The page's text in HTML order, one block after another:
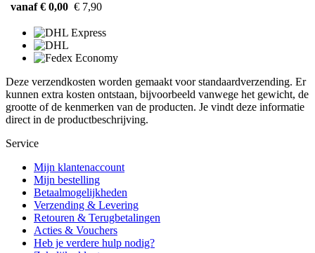
vanaf € 0,00 € 7,90
Deze verzendkosten worden gemaakt voor standaardverzending. Er
kunnen extra kosten ontstaan, bijvoorbeeld vanwege het gewicht, de
grootte of de kenmerken van de producten. Je vindt deze informatie
direct in de productbeschrijving.
Service
Mijn klantenaccount
Mijn bestelling
Betaalmogelijkheden
Verzending & Levering
Retouren & Terugbetalingen
Acties & Vouchers
Heb je verdere hulp nodig?